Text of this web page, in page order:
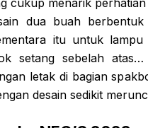
cukup menarik
dua buah
itu untuk
setang sebelah
letak di bagian
desain sedikit